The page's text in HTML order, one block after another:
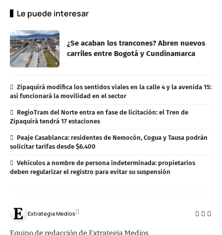
Le puede interesar
¿Se acaban los trancones? Abren nuevos
carriles entre Bogotá y Cundinamarca
Zipaquirá modifica los sentidos viales en la calle 4 y la avenida 15:
así funcionará la movilidad en el sector
RegioTram del Norte entra en fase de licitación: el Tren de
Zipaquirá tendrá 17 estaciones
Peaje Casablanca: residentes de Nemocón, Cogua y Tausa podrán
solicitar tarifas desde $6.400
Vehículos a nombre de persona indeterminada: propietarios
deben regularizar el registro para evitar su suspensión
Extrategia Medios
Equipo de redacción de Extrategia Medios